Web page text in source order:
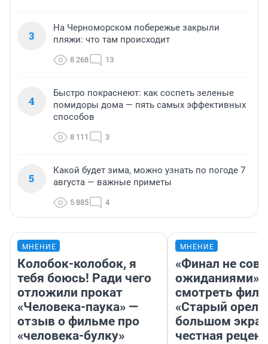
3
На Черноморском побережье закрыли
пляжи: что там происходит
8 268 13
4
Быстро покраснеют: как соспеть зеленые
помидоры дома — пять самых эффективных
способов
8 111 3
5
Какой будет зима, можно узнать по погоде 7
августа — важные приметы
5 885 4
МНЕНИЕ
Колобок-колобок, я
тебя боюсь! Ради чего
отложили прокат
«Человека-паука» —
отзыв о фильме про
«человека-булку»
МНЕНИЕ
«Финал не
ожиданиями»:
смотреть
«Старый орел»
большом
честная